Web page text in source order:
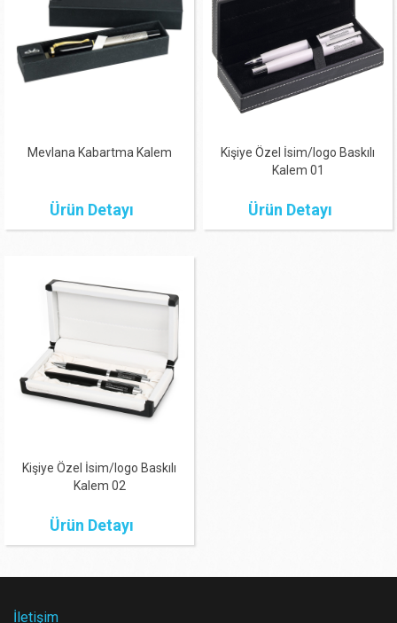
Mevlana Kabartma Kalem
Ürün Detayı
Kişiye Özel İsim/logo Baskılı
Kalem 01
Ürün Detayı
Kişiye Özel İsim/logo Baskılı
Kalem 02
Ürün Detayı
İletişim